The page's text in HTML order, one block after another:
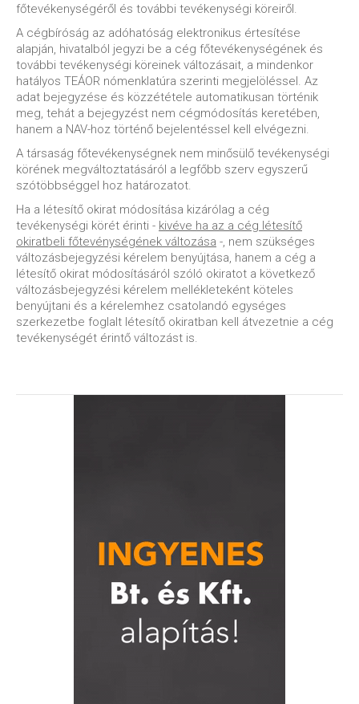
főtevékenységéről és további tevékenységi köreiről.
A cégbíróság az adóhatóság elektronikus értesítése
alapján, hivatalból jegyzi be a cég főtevékenységének és
további tevékenységi köreinek változásait, a mindenkor
hatályos TEÁOR nómenklatúra szerinti megjelöléssel. Az
adat bejegyzése és közzététele automatikusan történik
meg, tehát a bejegyzést nem cégmódosítás keretében,
hanem a NAV-hoz történő bejelentéssel kell elvégezni.
A társaság főtevékenységnek nem minősülő tevékenységi
körének megváltoztatásáról a legfőbb szerv egyszerű
szótöbbséggel hoz határozatot.
Ha a létesítő okirat módosítása kizárólag a cég
tevékenységi körét érinti - kivéve ha az a cég létesítő
okiratbeli főtevénységének változása -, nem szükséges
változásbejegyzési kérelem benyújtása, hanem a cég a
létesítő okirat módosításáról szóló okiratot a következő
változásbejegyzési kérelem mellékleteként köteles
benyújtani és a kérelemhez csatolandó egységes
szerkezetbe foglalt létesítő okiratban kell átvezetnie a cég
tevékenységét érintő változást is.